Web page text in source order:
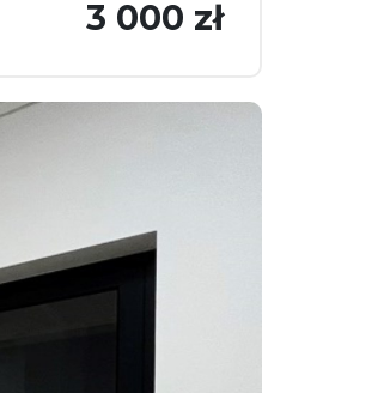
3 000 zł